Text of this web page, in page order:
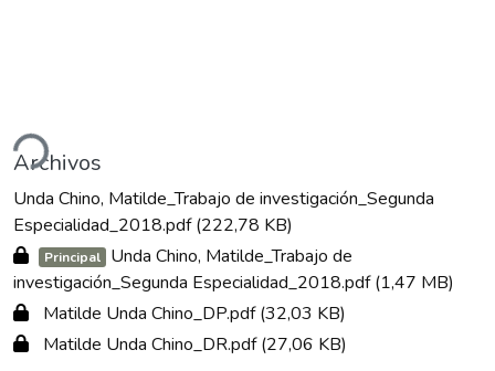
Archivos
Unda Chino, Matilde_Trabajo de investigación_Segunda
Especialidad_2018.pdf(222,78 KB)
Principal Unda Chino, Matilde_Trabajo de
investigación_Segunda Especialidad_2018.pdf(1,47 MB)
Matilde Unda Chino_DP.pdf(32,03 KB)
Matilde Unda Chino_DR.pdf(27,06 KB)